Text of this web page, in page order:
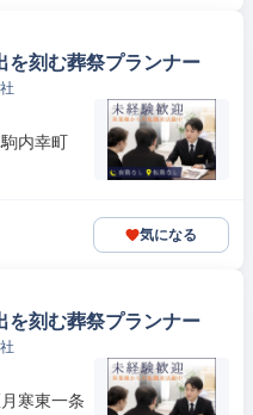
を刻む葬祭プランナー
内幸町
気になる
を刻む葬祭プランナー
寒東一条